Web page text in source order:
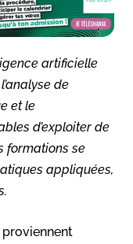
artificielle
de
et le
d’exploiter de
formations se
appliquées,